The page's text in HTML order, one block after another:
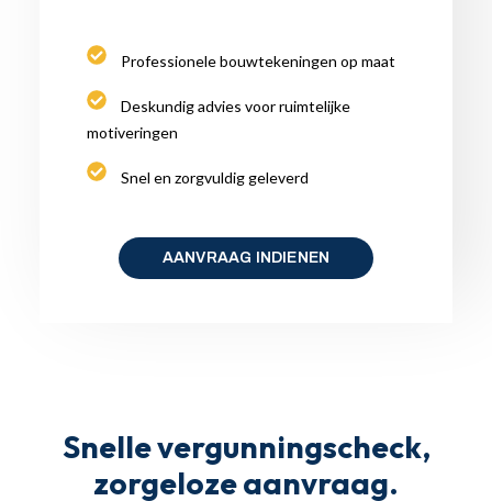
Professionele bouwtekeningen op maat
Deskundig advies voor ruimtelijke
motiveringen
Snel en zorgvuldig geleverd
AANVRAAG INDIENEN
Snelle vergunningscheck,
zorgeloze aanvraag.